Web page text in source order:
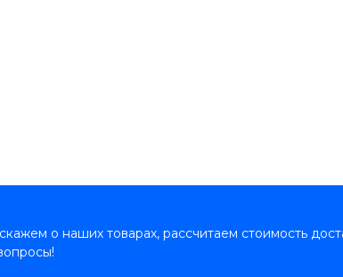
о наших товарах, рассчитаем стоимость